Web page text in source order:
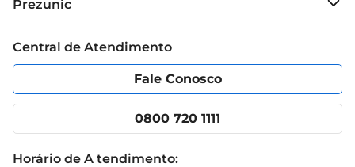
Grupo Cencosud
Política de Privacidade
Portal do fornecedor
Cencosud Media
Prezunic
Código de Ética
App Prezunic
Central de Atendimento
Fale Conosco
0800 720 1111
Horário de A tendimento: